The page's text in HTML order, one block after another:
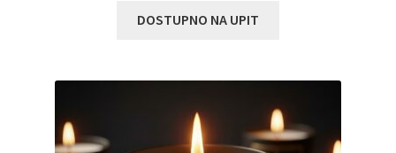
DOSTUPNO NA UPIT